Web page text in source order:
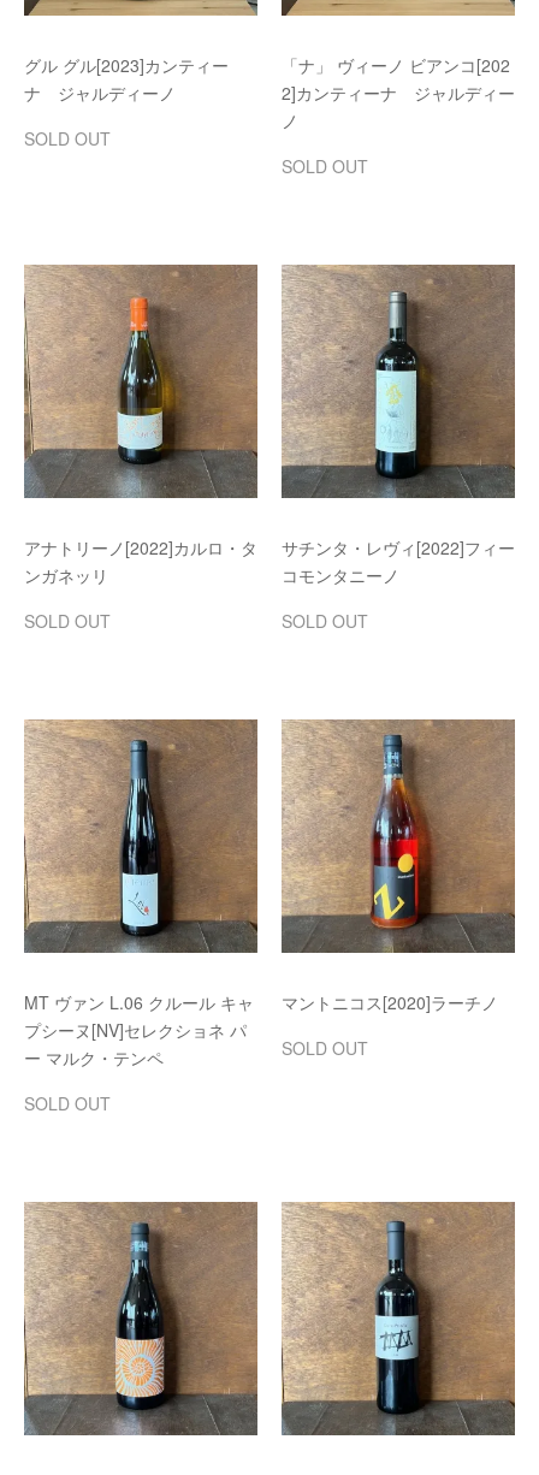
グル グル[2023]カンティー
ナ ジャルディーノ
SOLD OUT
「ナ」 ヴィーノ ビアンコ[202
2]カンティーナ ジャルディー
ノ
SOLD OUT
アナトリーノ[2022]カルロ・タ
ンガネッリ
SOLD OUT
サチンタ・レヴィ[2022]フィー
コモンタニーノ
SOLD OUT
MT ヴァン L.06 クルール キャ
プシーヌ[NV]セレクショネ パ
ー マルク・テンペ
SOLD OUT
マントニコス[2020]ラーチノ
SOLD OUT